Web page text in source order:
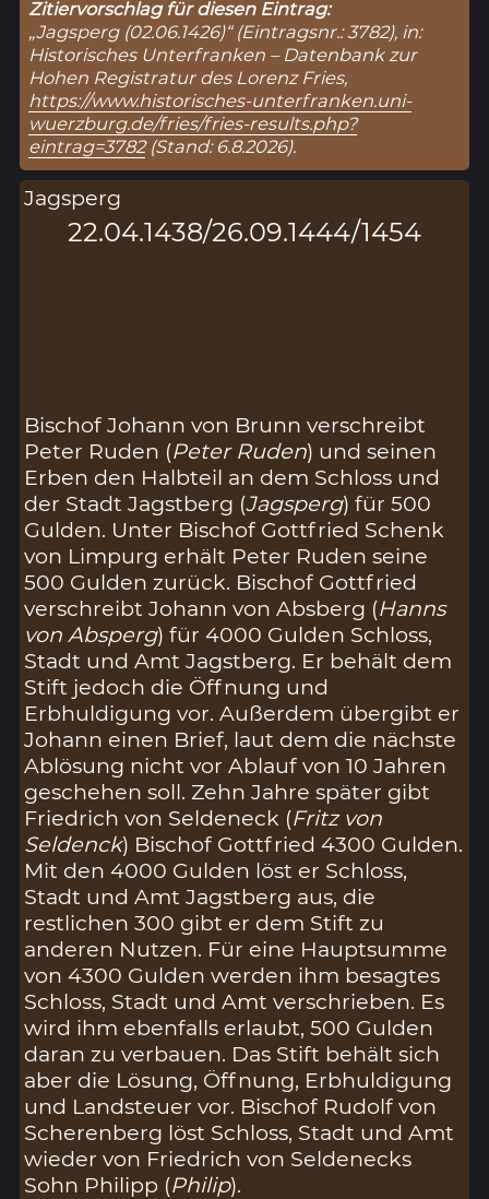
Zitiervorschlag für diesen Eintrag:
„Jagsperg (02.06.1426)“ (Eintragsnr.: 3782), in:
Historisches Unterfranken – Datenbank zur
Hohen Registratur des Lorenz Fries,
https://www.historisches-unterfranken.uni-
wuerzburg.de/fries/fries-results.php?
eintrag=3782(Stand: 6.8.2026).
Jagsperg
22.04.1438/26.09.1444/1454
Bischof Johann von Brunn verschreibt
Peter Ruden (Peter Ruden) und seinen
Erben den Halbteil an dem Schloss und
der Stadt Jagstberg (Jagsperg) für 500
Gulden. Unter Bischof Gottfried Schenk
von Limpurg erhält Peter Ruden seine
500 Gulden zurück. Bischof Gottfried
verschreibt Johann von Absberg (Hanns
von Absperg) für 4000 Gulden Schloss,
Stadt und Amt Jagstberg. Er behält dem
Stift jedoch die Öffnung und
Erbhuldigung vor. Außerdem übergibt er
Johann einen Brief, laut dem die nächste
Ablösung nicht vor Ablauf von 10 Jahren
geschehen soll. Zehn Jahre später gibt
Friedrich von Seldeneck (Fritz von
Seldenck) Bischof Gottfried 4300 Gulden.
Mit den 4000 Gulden löst er Schloss,
Stadt und Amt Jagstberg aus, die
restlichen 300 gibt er dem Stift zu
anderen Nutzen. Für eine Hauptsumme
von 4300 Gulden werden ihm besagtes
Schloss, Stadt und Amt verschrieben. Es
wird ihm ebenfalls erlaubt, 500 Gulden
daran zu verbauen. Das Stift behält sich
aber die Lösung, Öffnung, Erbhuldigung
und Landsteuer vor. Bischof Rudolf von
Scherenberg löst Schloss, Stadt und Amt
wieder von Friedrich von Seldenecks
Sohn Philipp (Philip).